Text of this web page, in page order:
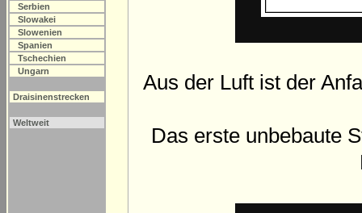
Serbien
Slowakei
Slowenien
Spanien
Tschechien
Ungarn
Draisinenstrecken
Weltweit
Aus der Luft ist der
Das erste unbebaute